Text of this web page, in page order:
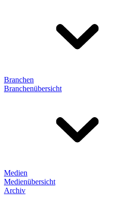
Branchen
Branchenübersicht
Medien
Medienübersicht
Archiv